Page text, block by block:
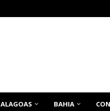
ALAGOAS BAHIA